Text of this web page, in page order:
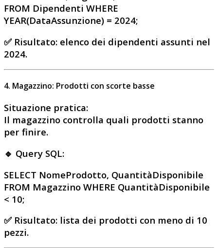
FROM Dipendenti WHERE
YEAR(DataAssunzione) = 2024;
✅ Risultato: elenco dei dipendenti assunti nel
2024.
4. Magazzino: Prodotti con scorte basse
Situazione pratica:
Il magazzino controlla quali prodotti stanno
per finire.
🔹 Query SQL:
SELECT NomeProdotto, QuantitàDisponibile
FROM Magazzino WHERE QuantitàDisponibile
< 10;
✅ Risultato: lista dei prodotti con meno di 10
pezzi.